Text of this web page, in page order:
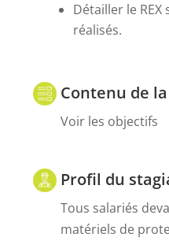
Détailler le
réalisés.
Contenu de
Voir les objectifs
Profil du
Tous salariés
matériels de